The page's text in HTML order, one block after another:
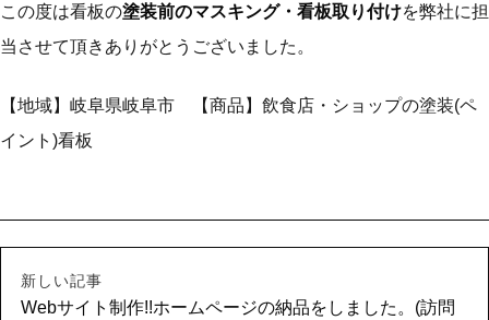
この度は看板の塗装前のマスキング・看板取り付けを弊社に担
当させて頂きありがとうございました。
【地域】岐阜県岐阜市 【商品】飲食店・ショップの塗装(ペ
イント)看板
新しい記事
Webサイト制作!!ホームページの納品をしました。(訪問